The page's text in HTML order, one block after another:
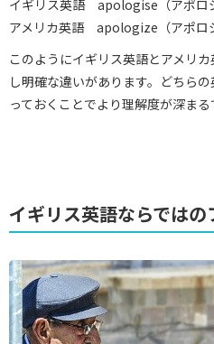
イギリス英語 apologise（アポロ
アメリカ英語 apologize（アポロ
このようにイギリス英語とアメリ
し明確な違いがあります。どちら
っておくことでより理解度が深まる
イギリス英語ならではの